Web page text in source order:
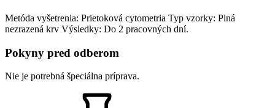
Metóda vyšetrenia: Prietoková cytometria Typ vzorky: Plná
nezrazená krv Výsledky: Do 2 pracovných dní.
Pokyny pred odberom
Nie je potrebná špeciálna príprava.